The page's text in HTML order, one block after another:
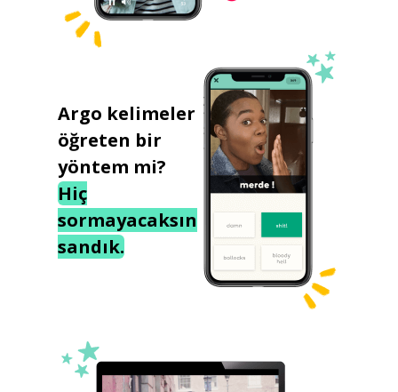
Argo kelimeler
öğreten bir
yöntem mi?
Hiç
sormayacaksın
sandık.